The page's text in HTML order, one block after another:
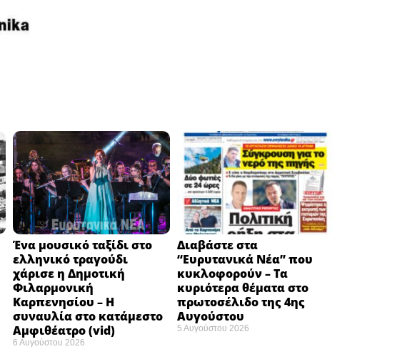
Ένα μουσικό ταξίδι στο
ελληνικό τραγούδι
χάρισε η Δημοτική
Φιλαρμονική
Καρπενησίου – Η
συναυλία στο κατάμεστο
Αμφιθέατρο (vid)
6 Αυγούστου 2026
Διαβάστε στα
“Ευρυτανικά Νέα” που
κυκλοφορούν – Τα
κυριότερα θέματα στο
πρωτοσέλιδο της 4ης
Αυγούστου
5 Αυγούστου 2026